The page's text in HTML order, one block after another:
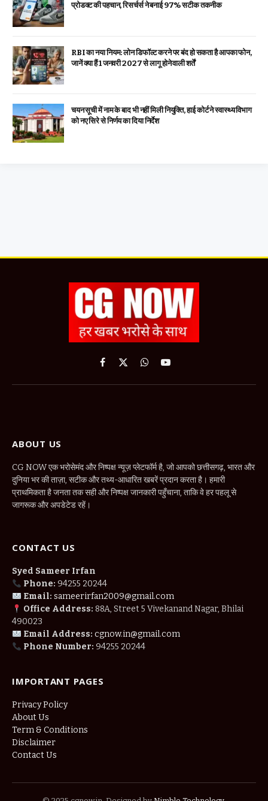
प्रोडक्ट की पहचान, रिसर्चर्स ने बनाई 97% सटीक तकनीक
RBI का नया नियम: लोन डिफॉल्ट करने पर बंद हो सकता है आपका फोन,
जानें क्या हैं 1 जनवरी 2027 से लागू होने वाली शर्तें
चयन सूची में नाम के बाद भी नहीं मिली नियुक्ति, हाई कोर्ट ने स्वास्थ्य विभाग
को नए सिरे से निर्णय का दिया निर्देश
Facebook
X
WhatsApp
YouTube
ABOUT US
CG NOW एक भरोसेमंद और निष्पक्ष न्यूज़ प्लेटफॉर्म है, जो आपको छत्तीसगढ़, भारत और
दुनिया भर की ताज़ा, सटीक और तथ्य-आधारित खबरें प्रदान करता है। हमारी
प्राथमिकता है जनता तक सही और निष्पक्ष जानकारी पहुँचाना, ताकि वे हर पहलू से
जागरूक और अपडेटेड रहें।
CONTACT US
Syed Sameer Irfan
Phone: 94255 20244
Email: sameerirfan2009@gmail.com
Office Address: 88A, Street 5 Vivekanand Nagar, Bhilai
490023
Email Address: cgnow.in@gmail.com
Phone Number: 94255 20244
IMPORTANT PAGES
Privacy Policy
About Us
Term & Conditions
Disclaimer
Contact Us